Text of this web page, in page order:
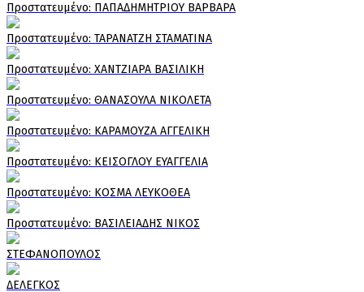
Πρoστατευμένο: ΠΑΠΑΔΗΜΗΤΡΙΟΥ ΒΑΡΒΑΡΑ
Πρoστατευμένο: ΤΑΡΑΝΑΤΖΗ ΣΤΑΜΑΤΙΝΑ
Πρoστατευμένο: ΧΑΝΤΖΙΑΡΑ ΒΑΣΙΛΙΚΗ
Πρoστατευμένο: ΘΑΝΑΣΟΥΛΑ ΝΙΚΟΛΕΤΑ
Πρoστατευμένο: ΚΑΡΑΜΟΥΖΑ ΑΓΓΕΛΙΚΗ
Πρoστατευμένο: ΚΕΙΣΟΓΛΟΥ ΕΥΑΓΓΕΛΙΑ
Πρoστατευμένο: ΚΟΣΜΑ ΛΕΥΚΟΘΕΑ
Πρoστατευμένο: ΒΑΣΙΛΕΙΑΔΗΣ ΝΙΚΟΣ
ΣΤΕΦΑΝΟΠΟΥΛΟΣ
ΔΕΛΕΓΚΟΣ